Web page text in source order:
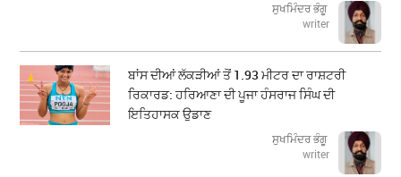
ਸੁਖਮਿੰਦਰ ਭੰਗੂ
writer
ਬਾਂਸ ਦੀਆਂ ਲੱਕੜੀਆਂ ਤੋਂ 1.93 ਮੀਟਰ ਦਾ ਰਾਸ਼ਟਰੀ
ਰਿਕਾਰਡ: ਹਰਿਆਣਾ ਦੀ ਪੂਜਾ ਹੰਸਰਾਜ ਸਿੰਘ ਦੀ
ਇਤਿਹਾਸਕ ਉਡਾਣ
ਸੁਖਮਿੰਦਰ ਭੰਗੂ
writer